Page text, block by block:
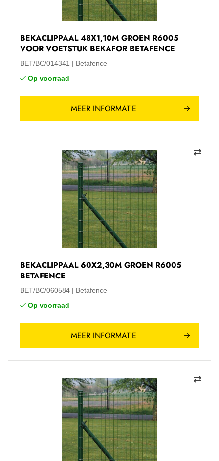
BEKACLIPPAAL 48X1,10M GROEN R6005
VOOR VOETSTUK BEKAFOR BETAFENCE
BET/BC/014341
Betafence
Op voorraad
MEER INFORMATIE
BEKACLIPPAAL 60X2,30M GROEN R6005
BETAFENCE
BET/BC/060584
Betafence
Op voorraad
MEER INFORMATIE